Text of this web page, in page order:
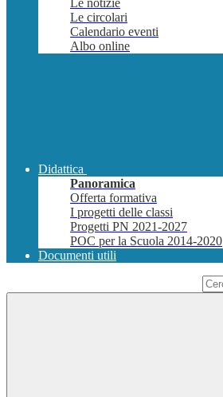
Le notizie
Le circolari
Calendario eventi
Albo online
Didattica
Panoramica
Offerta formativa
I progetti delle classi
Progetti PN 2021-2027
POC per la Scuola 2014-2020
Documenti utili